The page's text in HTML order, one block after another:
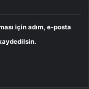
için adım, e-posta